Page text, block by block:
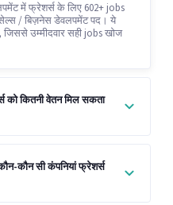
में फ्रेशर्स के लिए 602+ jobs
/ बिज़नेस डेवलपमेंट पद। ये
जिससे उम्मीदवार सही jobs खोज
कितनी वेतन मिल सकता
कौन सी कंपनियां फ्रेशर्स